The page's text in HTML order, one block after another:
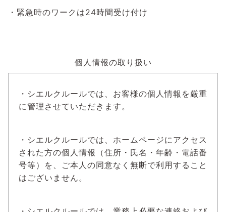
・緊急時のワークは24時間受け付け
個人情報の取り扱い
・シエルクルールでは、お客様の個人情報を厳重
に管理させていただきます。
・シエルクルールでは、ホームページにアクセス
された方の個人情報（住所・氏名・年齢・電話番
号等）を、ご本人の同意なく無断で利用すること
はございません。